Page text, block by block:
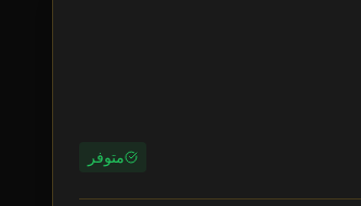
متوفر